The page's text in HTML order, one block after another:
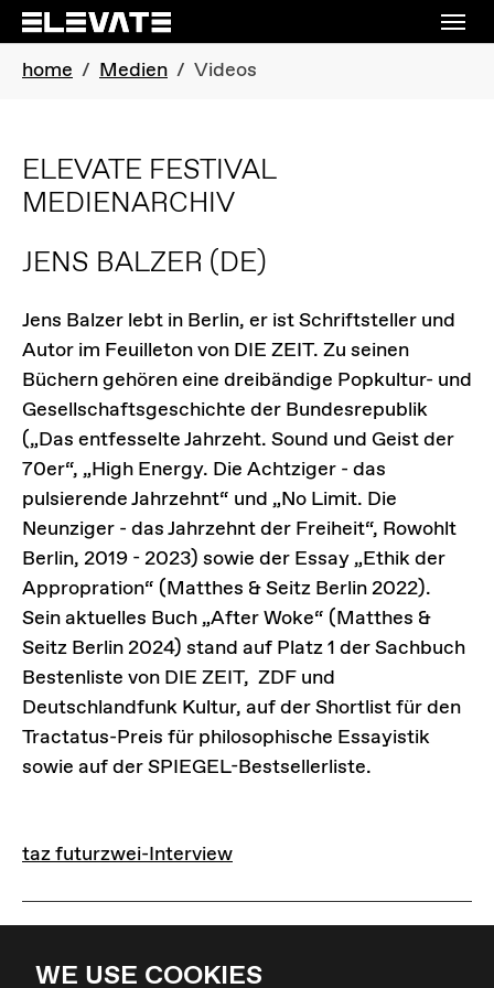
WE USE COOKIES
Skip to main navigation
Skip to main content
Skip to page footer
You are here:
home Medien Videos
ELEVATE FESTIVAL
MEDIENARCHIV
JENS BALZER (DE)
Jens Balzer lebt in Berlin, er ist Schriftsteller und
Autor im Feuilleton von DIE ZEIT. Zu seinen
Büchern gehören eine dreibändige Popkultur- und
Gesellschaftsgeschichte der Bundesrepublik
(„Das entfesselte Jahrzeht. Sound und Geist der
70er“, „High Energy. Die Achtziger - das
pulsierende Jahrzehnt“ und „No Limit. Die
Neunziger - das Jahrzehnt der Freiheit“, Rowohlt
Berlin, 2019 - 2023) sowie der Essay „Ethik der
Appropration“ (Matthes & Seitz Berlin 2022).
Sein aktuelles Buch „After Woke“ (Matthes &
Seitz Berlin 2024) stand auf Platz 1 der Sachbuch
Bestenliste von DIE ZEIT, ZDF und
Deutschlandfunk Kultur, auf der Shortlist für den
Tractatus-Preis für philosophische Essayistik
sowie auf der SPIEGEL-Bestsellerliste.
LINKS
taz futurzwei-Interview
taz futurzwei-Interview